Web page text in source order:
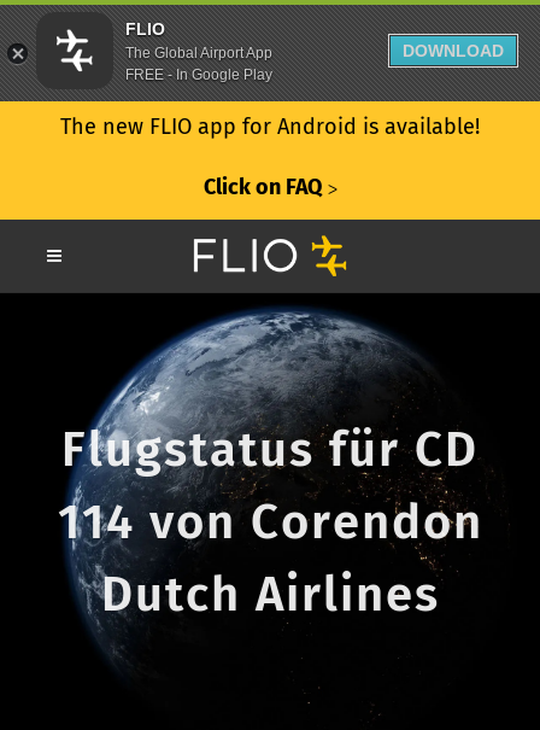
The new FLIO app for Android is available!
Click on FAQ ᐳ
Flugstatus für CD
114 von Corendon
Dutch Airlines
FLIO
The Global Airport App
FREE - In Google Play
DOWNLOAD